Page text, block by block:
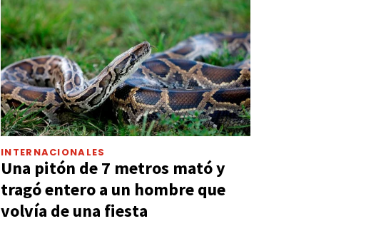
INTERNACIONALES
Una pitón de 7 metros mató y
tragó entero a un hombre que
volvía de una fiesta